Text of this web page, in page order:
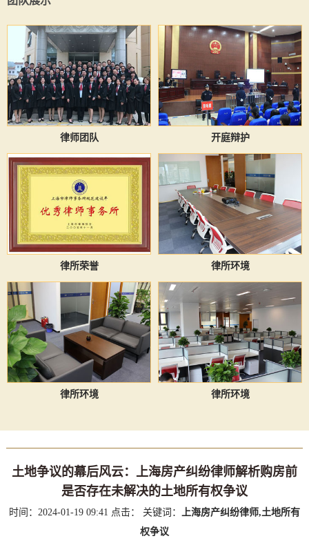
律师团队 开庭辩护
律所荣誉 律所环境
律所环境 律所环境
土地争议的幕后风云：上海房产纠纷律师解析购房前
是否存在未解决的土地所有权争议
时间：2024-01-19 09:41 点击： 关键词：
上海房产纠纷律师,土地所有
权争议